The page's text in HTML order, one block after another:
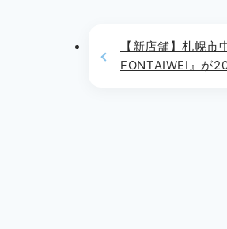
【新店舗】札幌
FONTAIWEI』が